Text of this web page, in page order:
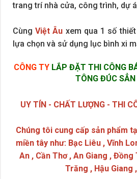
trang trí nhà cửa, công trình, dự
CùngViệt Âu xem qua 1 số
lựa chọn và sử dụng lục bình xi
CÔNG TY LẮP ĐẶT THI CÔNG
TÔNG ĐÚC SẲN
UY TÍN - CHẤT LƯỢNG - THI
Chúng tôi cung cấp sản phẩm
miền tây như: Bạc Liêu , Vĩnh
An , Cần Thơ , An Giang , Đồng
Trăng , Hậu Giang